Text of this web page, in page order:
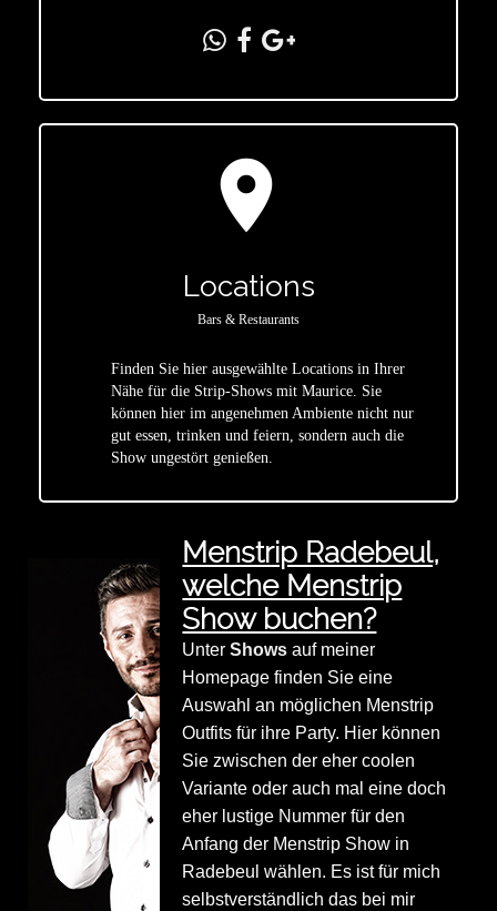
location_on
Locations
Bars & Restaurants
Finden Sie hier ausgewählte Locations in Ihrer
Nähe für die Strip-Shows mit Maurice. Sie
können hier im angenehmen Ambiente nicht nur
gut essen, trinken und feiern, sondern auch die
Show ungestört genießen.
Menstrip Radebeul,
welche Menstrip
Show buchen?
UnterShows auf meiner
Homepage finden Sie eine
Auswahl an möglichen Menstrip
Outfits für ihre Party. Hier können
Sie zwischen der eher coolen
Variante oder auch mal eine doch
eher lustige Nummer für den
Anfang der Menstrip Show in
Radebeul wählen. Es ist für mich
selbstverständlich das bei mir